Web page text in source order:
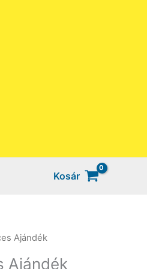
Kosár
Ajándék
Ajándék